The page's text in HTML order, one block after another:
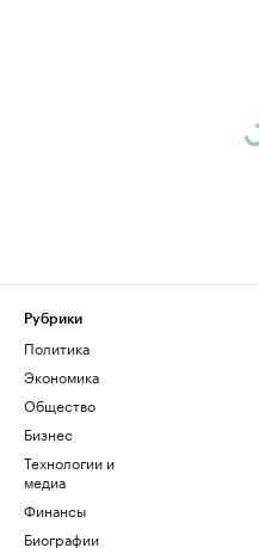
Рубрики
Политика
Экономика
Общество
Бизнес
Технологии и
медиа
Финансы
Биографии